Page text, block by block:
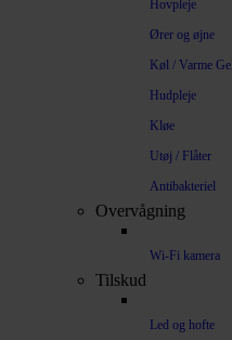
Hovpleje
Ører og øjne
Køl / Varme Gel
Hudpleje
Kløe
Utøj / Flåter
Antibakteriel
Overvågning
Wi-Fi kamera
Tilskud
Led og hofte